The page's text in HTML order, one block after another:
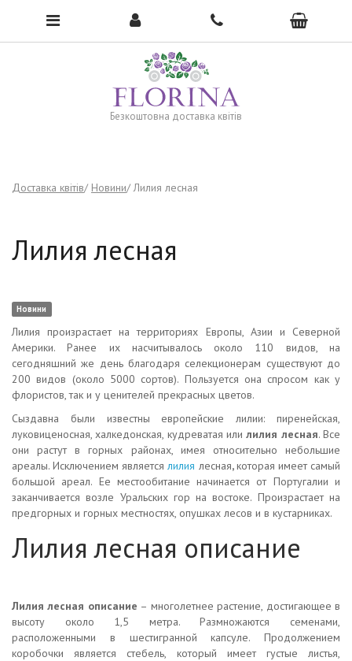
Безкоштовна доставка квітів
To open the menu, click here →
Доставка квітів Новини Лилия лесная
Лилия лесная
Новини
Лилия произрастает на территориях Европы, Азии и Северной
Америки. Ранее их насчитывалось около 110 видов, на
сегодняшний же день благодаря селекционерам существуют до
200 видов (около 5000 сортов). Пользуется она спросом как у
флористов, так и у ценителей прекрасных цветов.
Сыздавна были известны европейские лилии: пиренейская,
луковиценосная, халкедонская, кудреватая илилилия лесная. Все
они растут в горных районах, имея относительно небольшие
ареалы. Исключением являетсялилия лесная,которая имеет самый
большой ареал. Ее местообитание начинается от Португалии и
заканчивается возле Уральских гор на востоке. Произрастает на
предгорных и горных местностях, опушках лесов и в кустарниках.
Лилия лесная описание
Лилия лесная описание – многолетнее растение, достигающее в
высоту около 1,5 метра. Размножаются семенами,
расположенными в шестигранной капсуле. Продолжением
коробочки является стебель, который имеет густые листья,